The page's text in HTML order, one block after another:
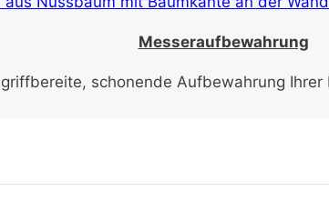
Messeraufbewahrung
schonende Aufbewahrung